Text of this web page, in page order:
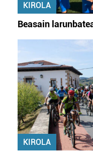
KIROLA
Beasain
KIROLA